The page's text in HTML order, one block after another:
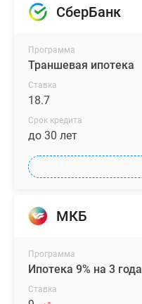
Речном»
функциональные
планировки
студий
трехкомнатных
квартир,
среди
имеются
лоты
собственными
террасами,
кухнями-
СберБанк
Программа
Траншевая ипотека
Ставка
18.7
Срок кредита
до 30 лет
МКБ
Программа
Ипотека 9% на 3 года
Ставка